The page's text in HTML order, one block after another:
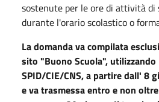
sostenute per le ore di attività di
durante l'orario scolastico o
La domanda va compilata
sito "Buono Scuola",
SPID/CIE/CNS, a partire dall' 8
e va trasmessa entro e non